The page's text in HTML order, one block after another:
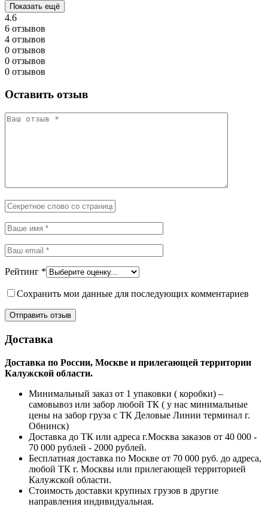
Показать ещё
4.6
6 отзывов
4 отзывов
0 отзывов
0 отзывов
0 отзывов
Оставить отзыв
Рейтинг *
Сохранить мои данные для последующих комментариев
Доставка
Доставка по России, Москве и прилегающей территории
Калужской области.
Минимальный заказ от 1 упаковки ( коробки) –
самовывоз или забор любой ТК ( у нас минимальные
цены на забор груза с ТК Деловые Линии терминал г.
Обнинск)
Доставка до ТК или адреса г.Москва заказов от 40 000 -
70 000 рублей - 2000 рублей.
Бесплатная доставка по Москве от 70 000 руб. до адреса,
любой ТК г. Москвы или прилегающей территорией
Калужской области.
Стоимость доставки крупных грузов в другие
направления индивидуальная.